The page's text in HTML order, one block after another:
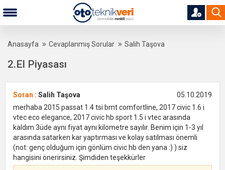
Anasayfa Cevaplanmış Sorular Salih Taşova
2.El Piyasası
Soran : Salih Taşova
05.10.2019
merhaba 2015 passat 1.4 tsi bmt comfortline, 2017 civic 1.6 i
vtec eco elegance, 2017 civic hb sport 1.5 i vtec arasında
kaldım 3üde aynı fiyat aynı kilometre sayılır. Benim için 1-3 yıl
arasında satarken kar yaptırması ve kolay satılması önemli
(not: genç olduğum için gönlüm civic hb den yana :) ) siz
hangisini önerirsiniz. Şimdiden teşekkürler